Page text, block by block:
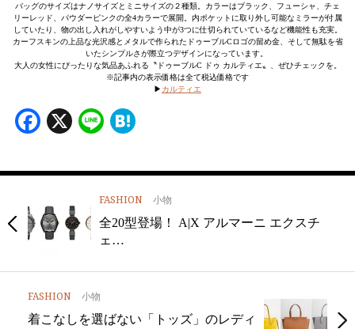
バッグのサイズはナノサイズとミニサイズの２種類。カラーはブラック、フューシャ、チェ
リーレッド、パウダーピンクの全4カラーで展開。内ポケットに取り外し可能なミラーが付属
していたり、物の出し入れがしやすいよう中が3つに仕切られていているなど機能性も充実。
カーフスキンの上品な光沢感とメタルで作られたドゥーブルCロゴの留め金、そして無駄を省
いたシンプルさが際立つデザインになっています。
大人の女性にぴったりな気品あふれる〝ドゥーブルC ドゥ カルティエ〟、ぜひチェックを。
※記事内の表示価格は全て税込価格です
▶︎ カルティエ
Facebook
X Line
FASHION 小物
全20型登場！ A|X アルマーニ エクスチ
ェ…
FASHION 小物
着こなしを選ばない「トッズ」のレディ